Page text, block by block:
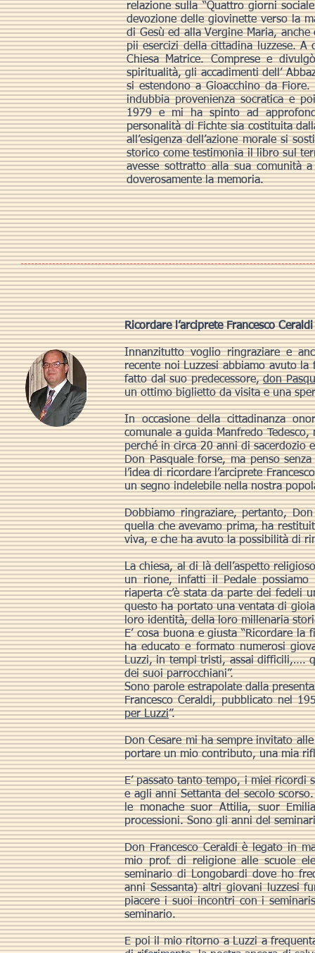
relazione sulla “Quattro giorni
devozione delle giovinette verso la
di Gesù ed alla Vergine Maria,
pii esercizi della cittadina luzzese.
Chiesa Matrice. Comprese e
spiritualità, gli accadimenti dell’
si estendono a Gioacchino da
indubbia provenienza socratica e
1979 e mi ha spinto ad
personalità di Fichte sia costituita
all’esigenza dell’azione morale si
storico come testimonia il libro sul
avesse sottratto alla sua comunità
doverosamente la memoria.
Ricordare l’arciprete Francesco Ceraldi
Innanzitutto voglio ringraziare e
recente noi Luzzesi abbiamo avuto
fatto dal suo predecessore,don
un ottimo biglietto da visita e una
In occasione della cittadinanza
comunale a guida Manfredo
perché in circa 20 anni di sacerdozio
Don Pasquale forse, ma penso
l’idea di ricordare l’arciprete
un segno indelebile nella nostra
Dobbiamo ringraziare, pertanto,
quella che avevamo prima, ha
viva, e che ha avuto la possibilità di
La chiesa, al di là dell’aspetto
un rione, infatti il Pedale possiamo
riaperta c’è stata da parte dei fedeli
questo ha portato una ventata di
loro identità, della loro millenaria
E’ cosa buona e giusta “Ricordare
ha educato e formato numerosi
Luzzi, in tempi tristi, assai difficili,….
dei suoi parrocchiani”.
Sono parole estrapolate dalla
Francesco Ceraldi, pubblicato nel
per Luzzi”.
Don Cesare mi ha sempre invitato
portare un mio contributo, una mia
E’ passato tanto tempo, i miei ricordi
e agli anni Settanta del secolo
le monache suor Attilia, suor
processioni. Sono gli anni del
Don Francesco Ceraldi è legato in
mio prof. di religione alle scuole
seminario di Longobardi dove ho
anni Sessanta) altri giovani luzzesi
piacere i suoi incontri con i
seminario.
E poi il mio ritorno a Luzzi a